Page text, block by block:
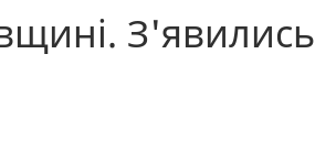
З'явились